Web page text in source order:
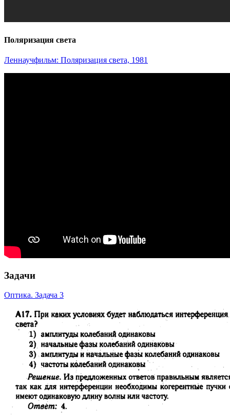
Поляризация света
Леннаучфильм: Поляризация света, 1981
Задачи
Оптика. Задача 3